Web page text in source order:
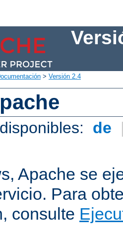
> Versión 2.4
de
Apache se
Para
consulte